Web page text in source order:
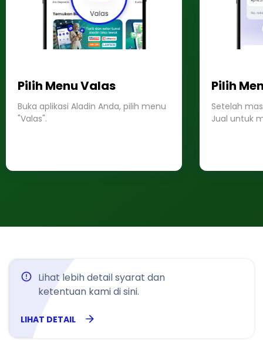
Pilih Menu Valas
Buka aplikasi Aladin Anda, pilih menu
"Valas".
Pilih
Setelah
Jual untuk
Lihat lebih detail syarat dan
ketentuan kami di sini.
LIHAT DETAIL